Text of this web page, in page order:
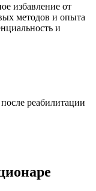
избавление от
методов и опыта
и
реабилитации